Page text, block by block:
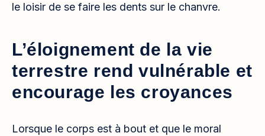
le loisir de se faire les dents sur le chanvre.
L’éloignement de la vie
terrestre rend vulnérable et
encourage les croyances
Lorsque le corps est à bout et que le moral